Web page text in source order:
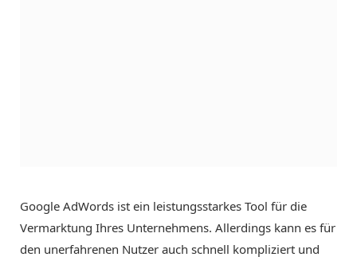
Google AdWords ist ein leistungsstarkes Tool für die
Vermarktung Ihres Unternehmens. Allerdings kann es für
den unerfahrenen Nutzer auch schnell kompliziert und